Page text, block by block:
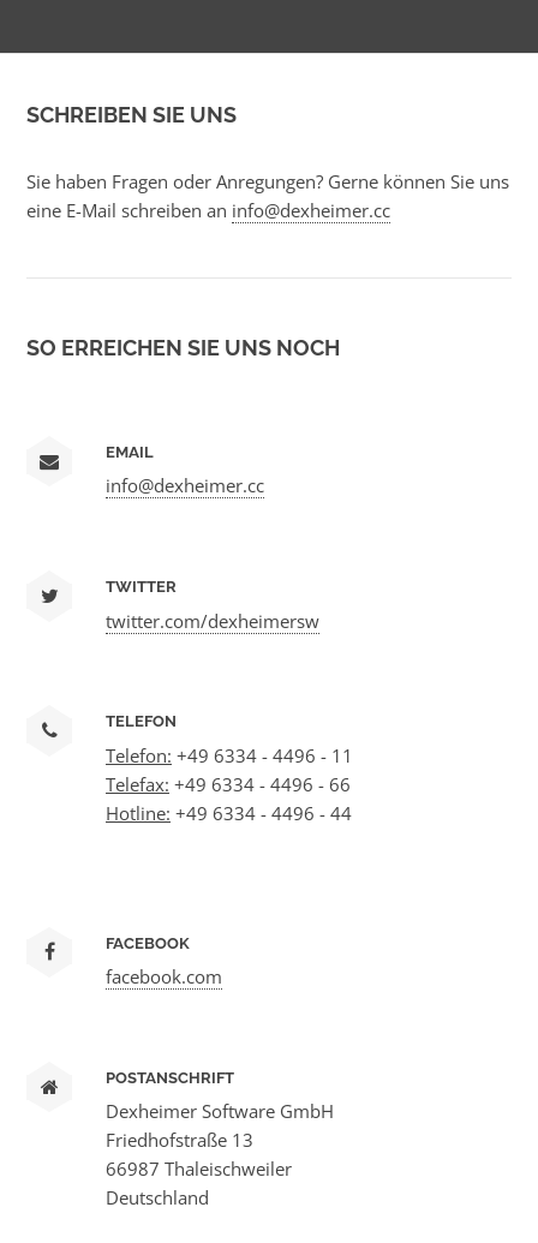
SCHREIBEN SIE UNS
Sie haben Fragen oder Anregungen? Gerne können Sie uns
eine E-Mail schreiben an info@dexheimer.cc
SO ERREICHEN SIE UNS NOCH
EMAIL
info@dexheimer.cc
TWITTER
twitter.com/dexheimersw
TELEFON
Telefon: +49 6334 - 4496 - 11
Telefax: +49 6334 - 4496 - 66
Hotline: +49 6334 - 4496 - 44
FACEBOOK
facebook.com
POSTANSCHRIFT
Dexheimer Software GmbH
Friedhofstraße 13
66987 Thaleischweiler
Deutschland